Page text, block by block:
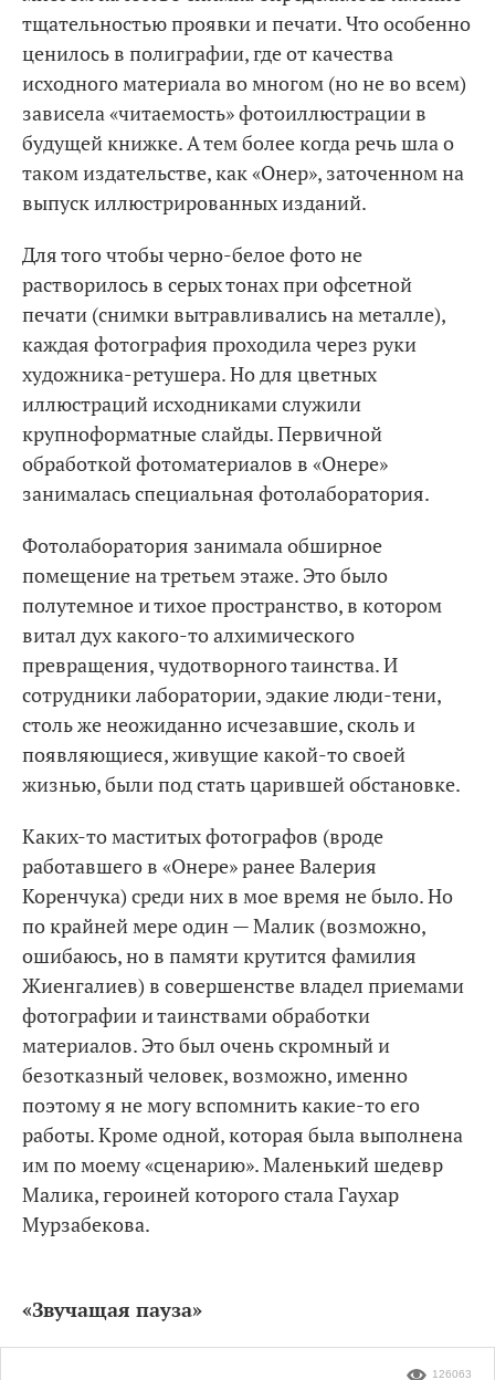
тщательностью проявки и печати. Что особенно
ценилось в полиграфии, где от качества
исходного материала во многом (но не во всем)
зависела «читаемость» фотоиллюстрации в
будущей книжке. А тем более когда речь шла о
таком издательстве, как «Онер», заточенном на
выпуск иллюстрированных изданий.
Для того чтобы черно-белое фото не
растворилось в серых тонах при офсетной
печати (снимки вытравливались на металле),
каждая фотография проходила через руки
художника-ретушера. Но для цветных
иллюстраций исходниками служили
крупноформатные слайды. Первичной
обработкой фотоматериалов в «Онере»
занималась специальная фотолаборатория.
Фотолаборатория занимала обширное
помещение на третьем этаже. Это было
полутемное и тихое пространство, в котором
витал дух какого-то алхимического
превращения, чудотворного таинства. И
сотрудники лаборатории, эдакие люди-тени,
столь же неожиданно исчезавшие, сколь и
появляющиеся, живущие какой-то своей
жизнью, были под стать царившей обстановке.
Каких-то маститых фотографов (вроде
работавшего в «Онере» ранее Валерия
Коренчука) среди них в мое время не было. Но
по крайней мере один — Малик (возможно,
ошибаюсь, но в памяти крутится фамилия
Жиенгалиев) в совершенстве владел приемами
фотографии и таинствами обработки
материалов. Это был очень скромный и
безотказный человек, возможно, именно
поэтому я не могу вспомнить какие-то его
работы. Кроме одной, которая была выполнена
им по моему «сценарию». Маленький шедевр
Малика, героиней которого стала Гаухар
Мурзабекова.
«Звучащая пауза»
126063